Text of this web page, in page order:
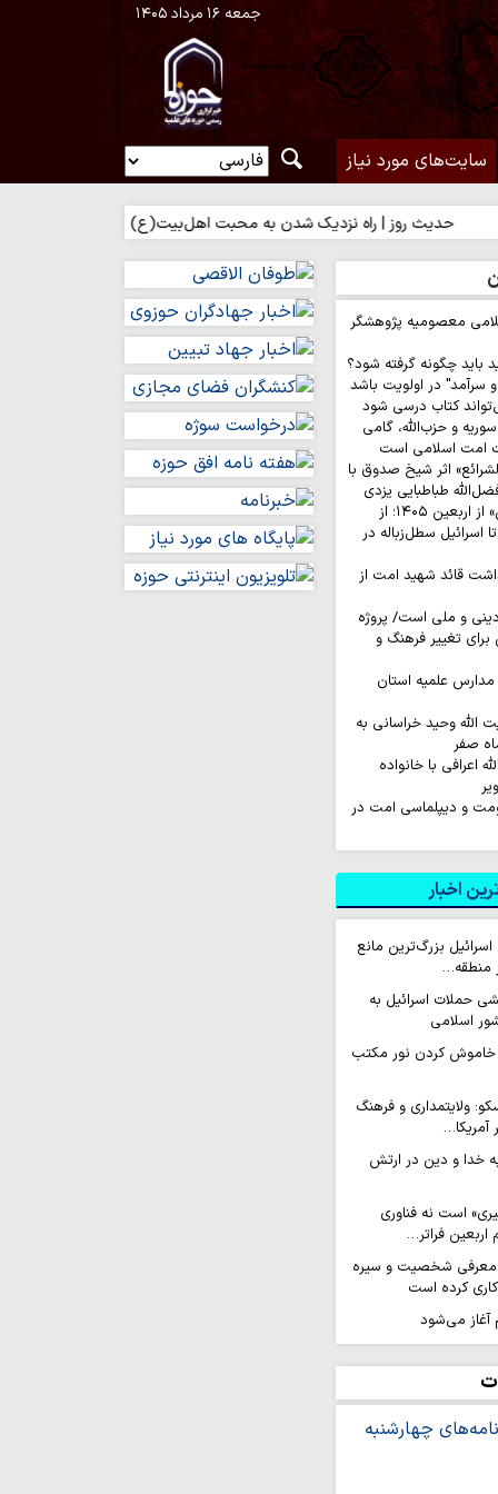
جمعه ۱۶ مرداد ۱۴۰۵
سایت‌های مورد نیاز
روز | راه نزدیک شدن به محبت اهل‌بیت(ع) حدیث روز | بهترین
معصومیه پژوهشگر
باید چگونه گرفته شود؟
سرآمد" در اولویت باشد
کتاب درسی شود
و حزب‌الله، گامی
امت اسلامی است
اثر شیخ صدوق با
طباطبایی یزدی
روایت‌ کاربران «ایکس» از اربعین ۱۴۰۵؛ از
اسرائیل سطل‌زباله‌ در
قائد شهید امت از
و ملی است/ پروژه
تغییر فرهنگ و
علمیه استان
الله وحید خراسانی به
صفر
اعرافی با خانواده
و دیپلماسی امت در
اخبار
اسرائیل بزرگ‌ترین مانع
منطقه…
حملات اسرائیل به
اسلامی
خاموش کردن نور مکتب
ولایتمداری و فرهنگ
آمریکا…
خدا و دین در ارتش
است نه فناوری
فراتر…
معرفی شخصیت و سیره
کرده است
آغاز می‌شود
رسالت زن مؤمن…
مسیر تحقیق را
سرشار از موقعیت‌های